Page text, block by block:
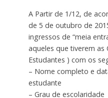
A Partir de 1/12, de
de 5 de outubro de
ingressos de “meia
aqueles que tiverem as
Estudantes ) com os
– Nome completo e
estudante
– Grau de escolaridade